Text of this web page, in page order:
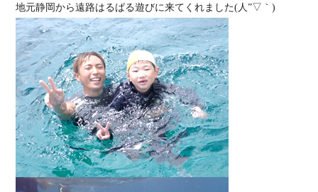
地元静岡から遠路はるばる遊びに来てくれました(人”▽｀)